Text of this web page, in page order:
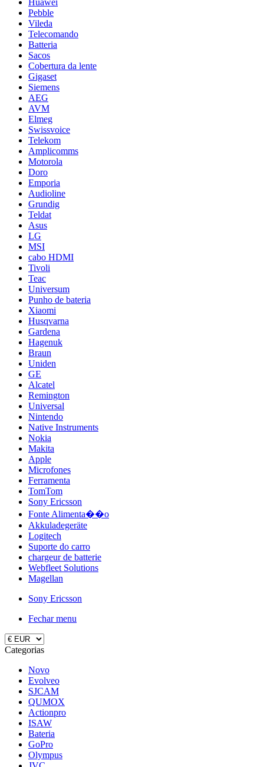
Huawei
Pebble
Vileda
Telecomando
Batteria
Sacos
Cobertura da lente
Gigaset
Siemens
AEG
AVM
Elmeg
Swissvoice
Telekom
Amplicomms
Motorola
Doro
Emporia
Audioline
Grundig
Teldat
Asus
LG
MSI
cabo HDMI
Tivoli
Teac
Universum
Punho de bateria
Xiaomi
Husqvarna
Gardena
Hagenuk
Braun
Uniden
GE
Alcatel
Remington
Universal
Nintendo
Native Instruments
Nokia
Makita
Apple
Microfones
Ferramenta
TomTom
Sony Ericsson
Fonte Alimenta��o
Akkuladegeräte
Logitech
Suporte do carro
chargeur de batterie
Webfleet Solutions
Magellan
Sony Ericsson
Fechar menu
Categorias
Novo
Evolveo
SJCAM
QUMOX
Actionpro
ISAW
Bateria
GoPro
Olympus